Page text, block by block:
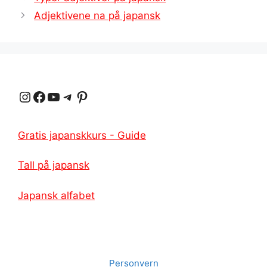
Adjektivene na på japansk
Instagram Facebook YouTube Telegram Pinterest
Gratis japanskkurs - Guide
Tall på japansk
Japansk alfabet
Personvern